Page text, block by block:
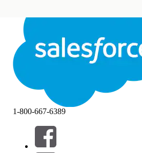
Sluiten Sluiten
Filters (0)
FILTERS SELECTEREN
1-800-667-6389